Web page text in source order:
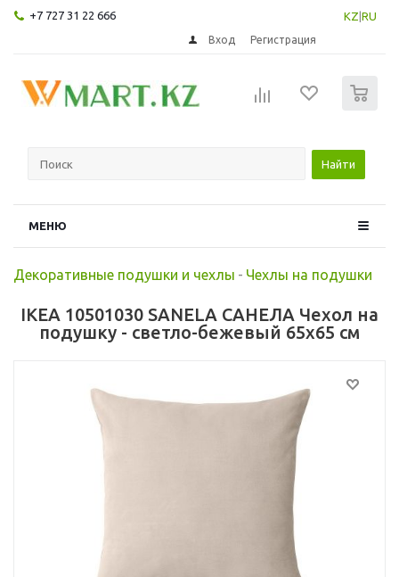
+7 727 31 22 666 KZ RU
Вход Регистрация
Найти
МЕНЮ
Декоративные подушки и чехлы - Чехлы на подушки
IKEA 10501030 SANELA САНЕЛА Чехол на
подушку - светло-бежевый 65x65 см